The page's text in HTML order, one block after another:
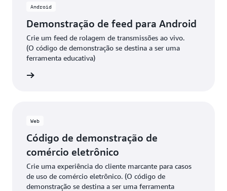
Android
Demonstração de feed para Android
Crie um feed de rolagem de transmissões ao vivo.
(O código de demonstração se destina a ser uma
ferramenta educativa)
Web
Código de demonstração de
comércio eletrônico
Crie uma experiência do cliente marcante para casos
de uso de comércio eletrônico. (O código de
demonstração se destina a ser uma ferramenta